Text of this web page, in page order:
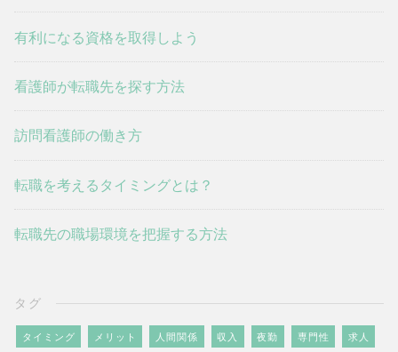
有利になる資格を取得しよう
看護師が転職先を探す方法
訪問看護師の働き方
転職を考えるタイミングとは？
転職先の職場環境を把握する方法
タグ
タイミング メリット 人間関係 収入 夜勤 専門性 求人